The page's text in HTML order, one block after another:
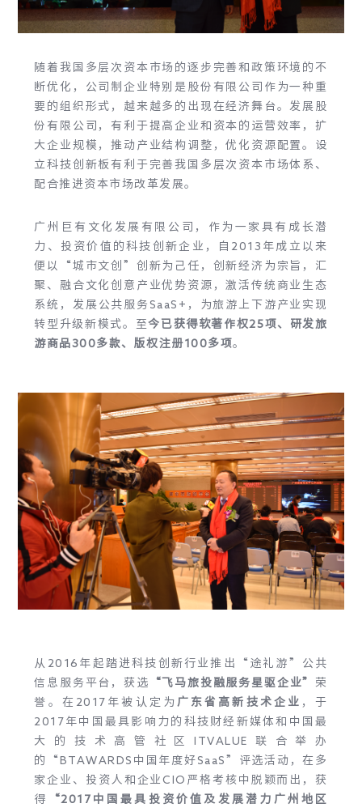
随着我国多层次资本市场的逐步完善和政策环境的不
断优化，公司制企业特别是股份有限公司作为一种重
要的组织形式，越来越多的出现在经济舞台。发展股
份有限公司，有利于提高企业和资本的运营效率，扩
大企业规模，推动产业结构调整，优化资源配置。设
立科技创新板有利于完善我国多层次资本市场体系、
配合推进资本市场改革发展。
广州巨有文化发展有限公司，作为一家具有成长潜
力、投资价值的科技创新企业，自2013年成立以来
便以“城市文创”创新为己任，创新经济为宗旨，汇
聚、融合文化创意产业优势资源，激活传统商业生态
系统，发展公共服务SaaS+，为旅游上下游产业实现
转型升级新模式。至今已获得软著作权25项、研发旅
游商品300多款、版权注册100多项。
从2016年起踏进科技创新行业推出“途礼游”公共
信息服务平台，获选
“飞马旅投融服务星驱企业” 荣
誉。在2017年被认定为 广东省高新技术企业 ，于
2017年中国最具影响力的科技财经新媒体和中国最
大的技术高管社区ITVALUE联合举办
的“BTAWARDS中国年度好SaaS”评选活动，在多
家企业、投资人和企业CIO严格考核中脱颖而出，获
得
“2017中国最具投资价值及发展潜力广州地区